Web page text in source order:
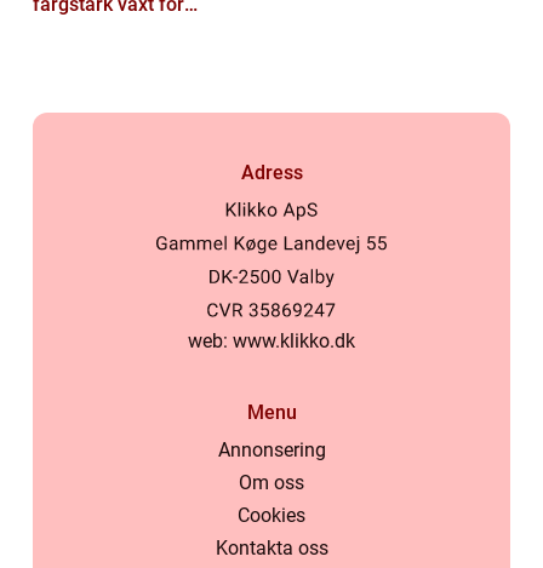
Adress
web: www.klikko.dk
Menu
Annonsering
Om oss
Cookies
Kontakta oss